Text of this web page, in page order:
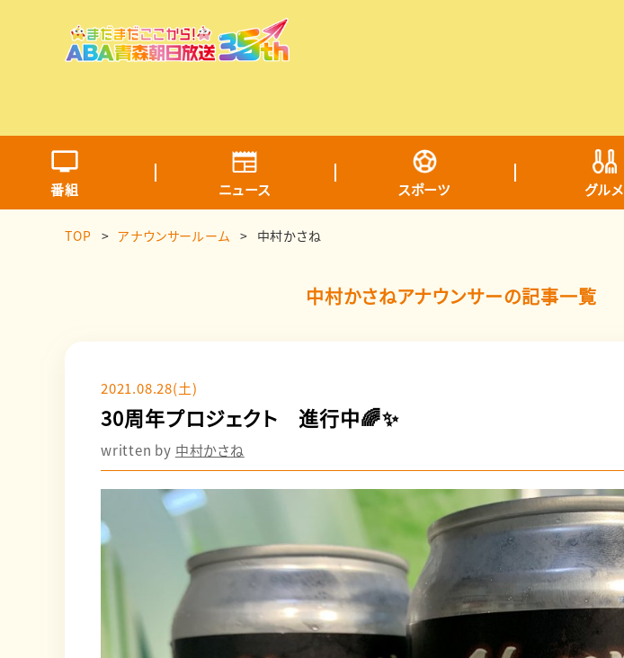
番組 ニュース スポーツ グルメ
TOP アナウンサールーム 中村かさね
中村かさねアナウンサーの記事一覧
2021.08.28(土)
30周年プロジェクト 進行中🌈✨
written by 中村かさね